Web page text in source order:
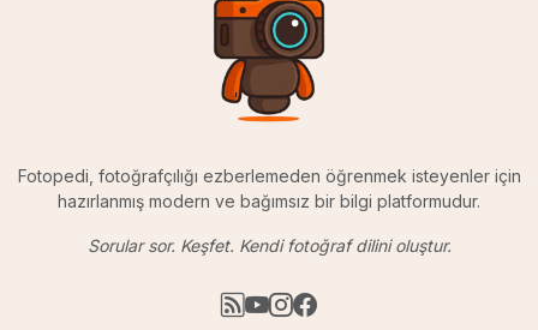
Fotopedi, fotoğrafçılığı ezberlemeden öğrenmek isteyenler için
hazırlanmış modern ve bağımsız bir bilgi platformudur.
Sorular sor. Keşfet. Kendi fotoğraf dilini oluştur.